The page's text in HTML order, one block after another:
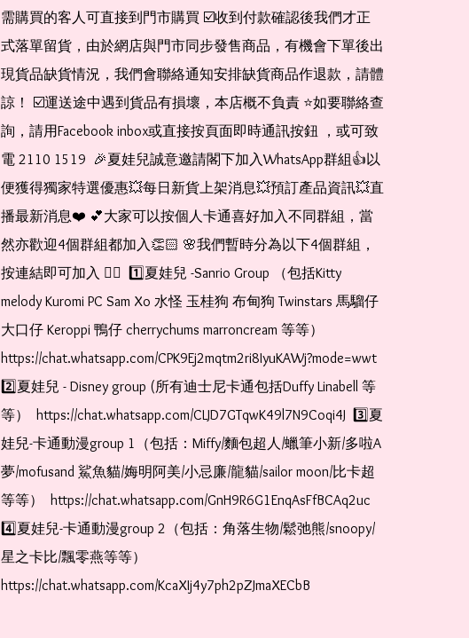
需購買的客人可直接到門市購買 ☑️收到付款確認後我們才正
式落單留貨，由於網店與門市同步發售商品，有機會下單後出
現貨品缺貨情況，我們會聯絡通知安排缺貨商品作退款，請體
諒！ ☑️運送途中遇到貨品有損壞，本店概不負責 ⭐️如要聯絡查
詢，請用Facebook inbox或直接按頁面即時通訊按鈕 ，或可致
電 2110 1519  🎉夏娃兒誠意邀請閣下加入WhatsApp群組👍以
便獲得獨家特選優惠💥每日新貨上架消息💥預訂產品資訊💥直
播最新消息❤️ 💕大家可以按個人卡通喜好加入不同群組，當
然亦歡迎4個群組都加入👏🏻 🌸我們暫時分為以下4個群組，
按連結即可加入 👇🏻  1️⃣夏娃兒 -Sanrio Group （包括Kitty
melody Kuromi PC Sam Xo 水怪 玉桂狗 布甸狗 Twinstars 馬騮仔
大口仔 Keroppi 鴨仔 cherrychums marroncream 等等）
https://chat.whatsapp.com/CPK9Ej2mqtm2ri8IyuKAWj?mode=wwt
2️⃣夏娃兒 - Disney group (所有迪士尼卡通包括Duffy Linabell 等
等）  https://chat.whatsapp.com/CLJD7GTqwK49l7N9Coqi4J  3️⃣夏
娃兒-卡通動漫group 1（包括：Miffy/麵包超人/蠟筆小新/多啦A
夢/mofusand 鯊魚貓/娒明阿美/小忌廉/龍貓/sailor moon/比卡超
等等）  https://chat.whatsapp.com/GnH9R6G1EnqAsFfBCAq2uc
4️⃣夏娃兒-卡通動漫group 2（包括：角落生物/鬆弛熊/snoopy/
星之卡比/飄零燕等等）
https://chat.whatsapp.com/KcaXIj4y7ph2pZJmaXECbB